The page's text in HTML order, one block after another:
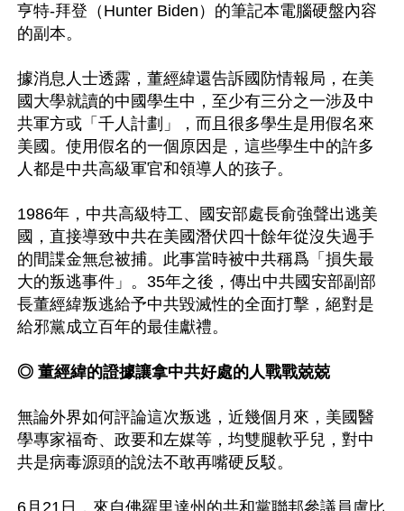
亨特-拜登（Hunter Biden）的筆記本電腦硬盤內容
的副本。
據消息人士透露，董經緯還告訴國防情報局，在美
國大學就讀的中國學生中，至少有三分之一涉及中
共軍方或「千人計劃」，而且很多學生是用假名來
美國。使用假名的一個原因是，這些學生中的許多
人都是中共高級軍官和領導人的孩子。
1986年，中共高級特工、國安部處長俞強聲出逃美
國，直接導致中共在美國潛伏四十餘年從沒失過手
的間諜金無怠被捕。此事當時被中共稱爲「損失最
大的叛逃事件」。35年之後，傳出中共國安部副部
長董經緯叛逃給予中共毀滅性的全面打擊，絕對是
給邪黨成立百年的最佳獻禮。
◎ 董經緯的證據讓拿中共好處的人戰戰兢兢
無論外界如何評論這次叛逃，近幾個月來，美國醫
學專家福奇、政要和左媒等，均雙腿軟乎兒，對中
共是病毒源頭的說法不敢再嘴硬反駁。
6月21日，來自佛羅里達州的共和黨聯邦參議員盧比